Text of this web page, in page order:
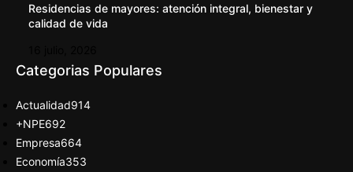
Residencias de mayores: atención integral, bienestar y
calidad de vida
Categorias Populares
Actualidad914
+NPE692
Empresa664
Economía353